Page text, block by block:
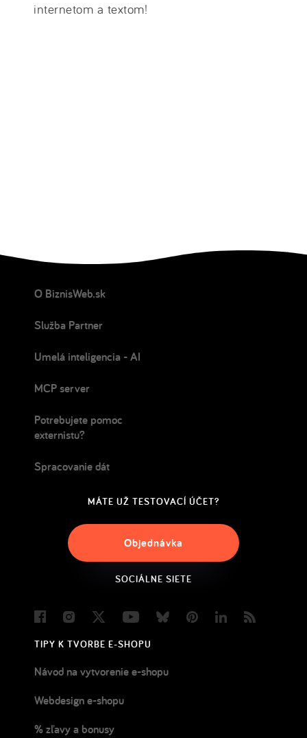
internetom a textom!
O BiznisWeb.sk
Služba Partner
Umelá inteligencia - AI
MCP server
Potrebujete pomoc
externistu?
Spracovanie dát
MÁTE UŽ TESTOVACÍ ÚČET?
Objednávka
SOCIÁLNE SIETE
FacebookInstagram
Twitter YoutubeBlueskyPinterestLinkedIn
TIPY K TVORBE E-SHOPU
Návod na vytvorenie e-shopu
Webdesign e-shopu
% zľavy a bonusy